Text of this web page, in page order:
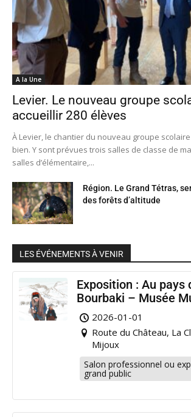
A la Une
Levier. Le nouveau groupe
accueillir 280 élèves
À Levier, le chantier du nouveau groupe
bien. Y sont prévues trois salles de classe de
salles d’élémentaire,...
Région. Le Grand Tétras,
des forêts d’altitude
LES ÉVÉNEMENTS À VENIR
Exposition : Au pays
Bourbaki – Musée
Pontarlier
2026-01-01
Route du Château, La
Mijoux
Salon professionnel ou
grand public